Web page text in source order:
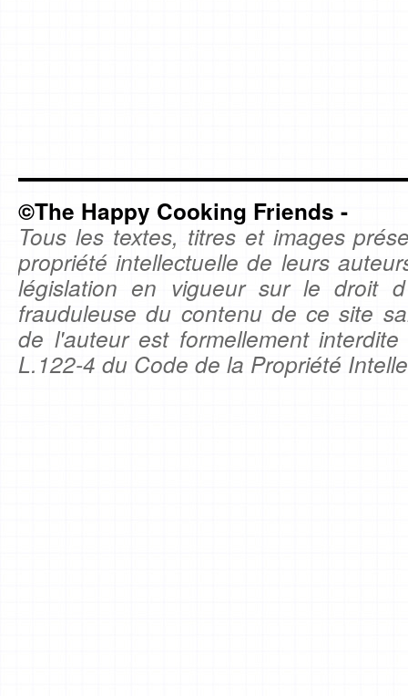
©The Happy Cooking Friends -
Tous les textes, titres et images
propriété intellectuelle de leurs
législation en vigueur sur le droit
frauduleuse du contenu de ce site
de l'auteur est formellement
L.122-4 du Code de la Propriété